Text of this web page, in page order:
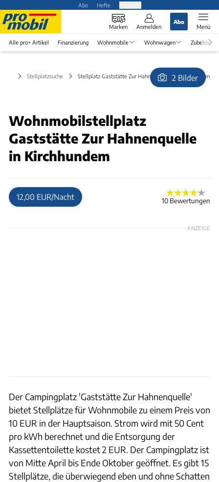
Abo Hefte
Marken Anmelden
Abo
Menü
Alle pro+ Artikel Finanzierung Wohnmobile Wohnwagen Zubehör
Stellplatzsuche Stellplatz Gaststätte Zur Hahnenquelle in Kirchhundem
2 Bilder
Wohnmobilstellplatz
Gaststätte Zur Hahnenquelle
in Kirchhundem
12,00 EUR/Nacht 10 Bewertungen
ANZEIGE
Der Campingplatz 'Gaststätte Zur Hahnenquelle'
bietet Stellplätze für Wohnmobile zu einem Preis von
10 EUR in der Hauptsaison. Strom wird mit 50 Cent
pro kWh berechnet und die Entsorgung der
Kassettentoilette kostet 2 EUR. Der Campingplatz ist
von Mitte April bis Ende Oktober geöffnet. Es gibt 15
Stellplätze, die überwiegend eben und ohne Schatten